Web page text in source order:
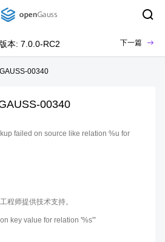
版本: 7.0.0-RC2 下一篇
00340
00340
failed on source like relation %u for
程师提供技术支持。
key value for relation '%s'”